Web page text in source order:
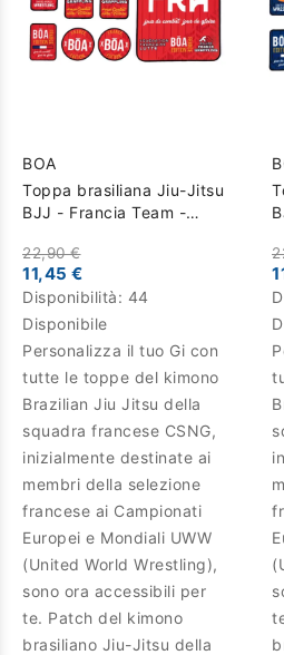
BOA
Toppa brasiliana Jiu-Jitsu
BJJ - Francia Team -
22,90 €
11,45 €
Disponibilità: 44
Disponibile
Personalizza il tuo Gi con
tutte le toppe del kimono
Brazilian Jiu Jitsu della
squadra francese CSNG,
inizialmente destinate ai
membri della selezione
francese ai Campionati
Europei e Mondiali UWW
(United World Wrestling),
sono ora accessibili per
te. Patch del kimono
brasiliano Jiu-Jitsu della